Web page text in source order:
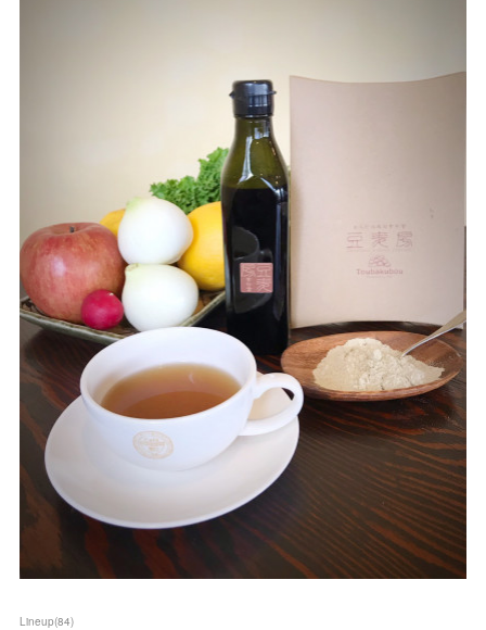
Lineup(84)